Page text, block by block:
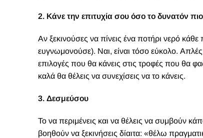
2. Κάνε την επιτυχία σου όσο το δυνατόν
Αν ξεκινούσες να πίνεις ένα ποτήρι νερό
ευγνωμονούσε). Ναι, είναι τόσο εύκολο.
επιλογές που θα κάνεις στις τροφές που θα
καλά θα θέλεις να συνεχίσεις να το κάνεις.
3. Δεσμεύσου
Το να περιμένεις και να θέλεις να συμβούν
βοηθούν να ξεκινήσεις δίαιτα: «θέλω